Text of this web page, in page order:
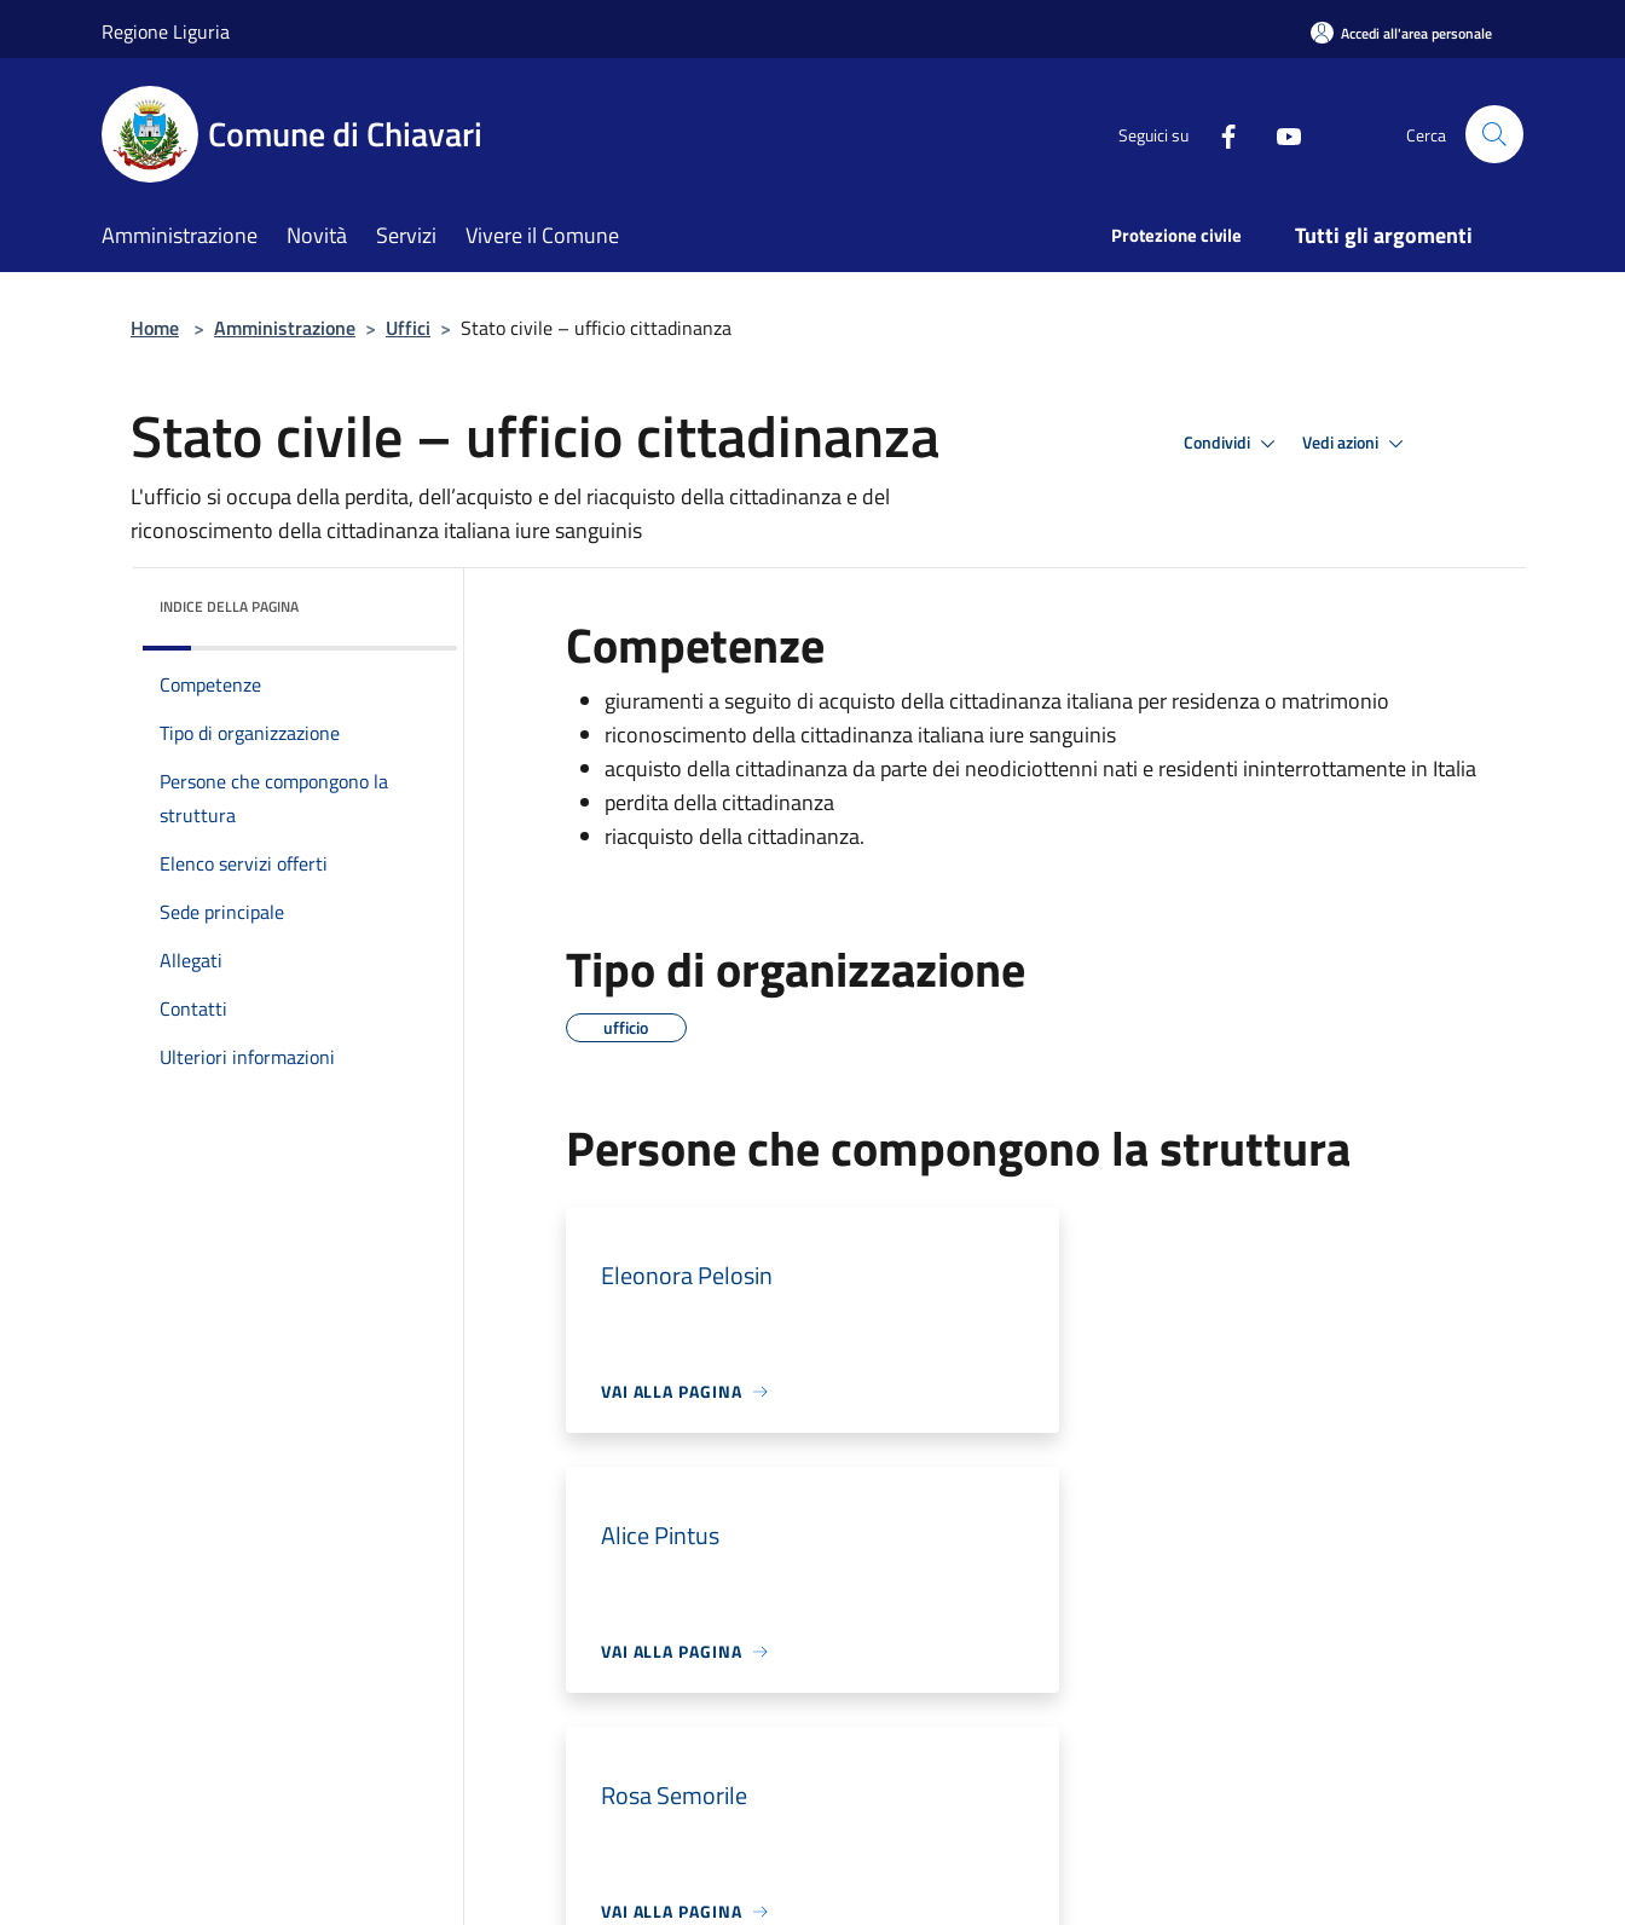
Regione Liguria Accedi all'area personale
Comune di Chiavari Seguici su Cerca
Amministrazione Novità Servizi Vivere il Comune Protezione civile Tutti gli argomenti
Home > Amministrazione > Uffici > Stato civile – ufficio cittadinanza
Stato civile – ufficio cittadinanza
L'ufficio si occupa della perdita, dell’acquisto e del riacquisto della cittadinanza e del
riconoscimento della cittadinanza italiana iure sanguinis
Condividi Vedi azioni
INDICE DELLA PAGINA
Competenze
Tipo di organizzazione
Persone che compongono la
struttura
Elenco servizi offerti
Sede principale
Allegati
Contatti
Ulteriori informazioni
Competenze
giuramenti a seguito di acquisto della cittadinanza italiana per residenza o matrimonio
riconoscimento della cittadinanza italiana iure sanguinis
acquisto della cittadinanza da parte dei neodiciottenni nati e residenti ininterrottamente in Italia
perdita della cittadinanza
riacquisto della cittadinanza.
Tipo di organizzazione
ufficio
Persone che compongono la struttura
Eleonora Pelosin
VAI ALLA PAGINA
Alice Pintus
VAI ALLA PAGINA
Rosa Semorile
VAI ALLA PAGINA